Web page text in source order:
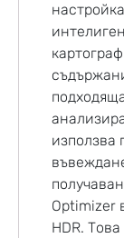
използва
Optimizer
HDR.